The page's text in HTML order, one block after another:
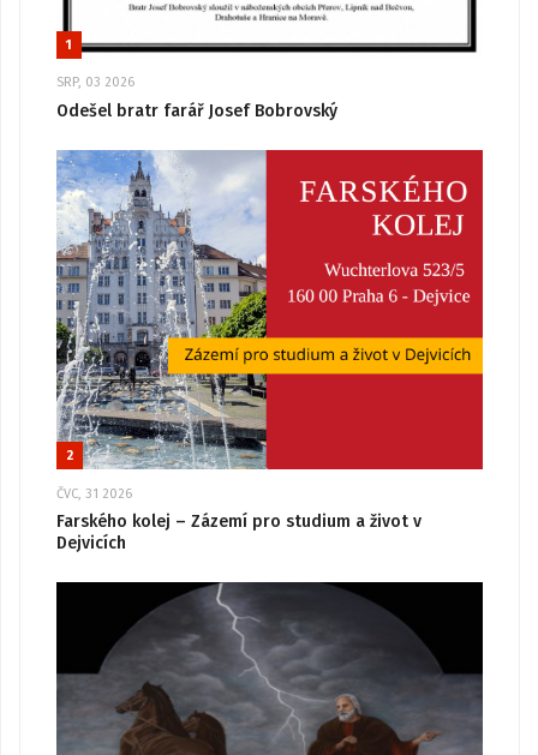
1
SRP, 03 2026
Odešel bratr farář Josef Bobrovský
2
ČVC, 31 2026
Farského kolej – Zázemí pro studium a život v
Dejvicích